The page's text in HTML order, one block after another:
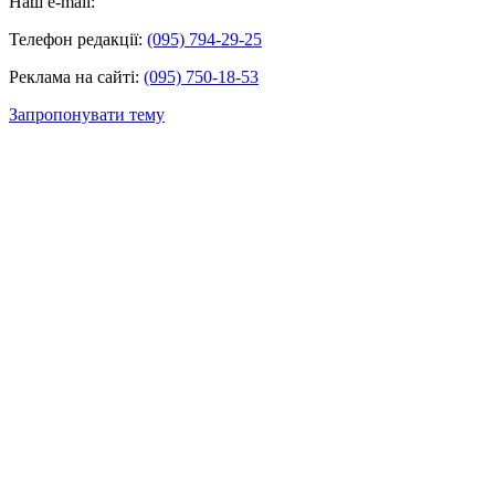
Телефон редакції: (095) 794-29-25
Реклама на сайті: (095) 750-18-53
Запропонувати тему